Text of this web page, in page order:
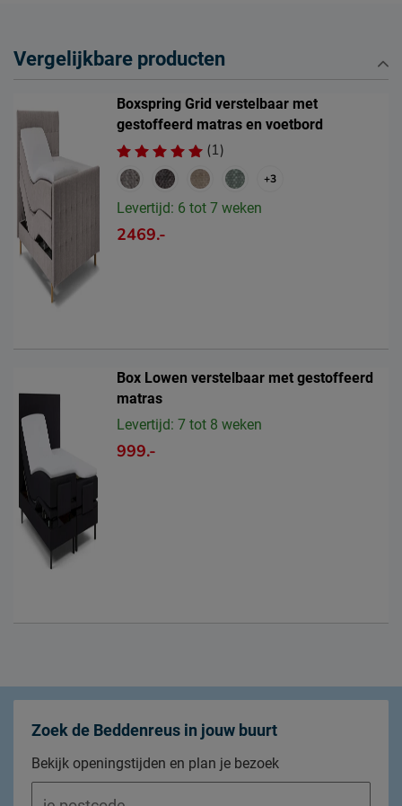
Vergelijkbare producten
Boxspring Grid verstelbaar met
gestoffeerd matras en voetbord
(1)
+3
Levertijd: 6 tot 7 weken
2469.-
Box Lowen verstelbaar met gestoffeerd
matras
Levertijd: 7 tot 8 weken
999.-
Zoek de Beddenreus in jouw buurt
Bekijk openingstijden en plan je bezoek